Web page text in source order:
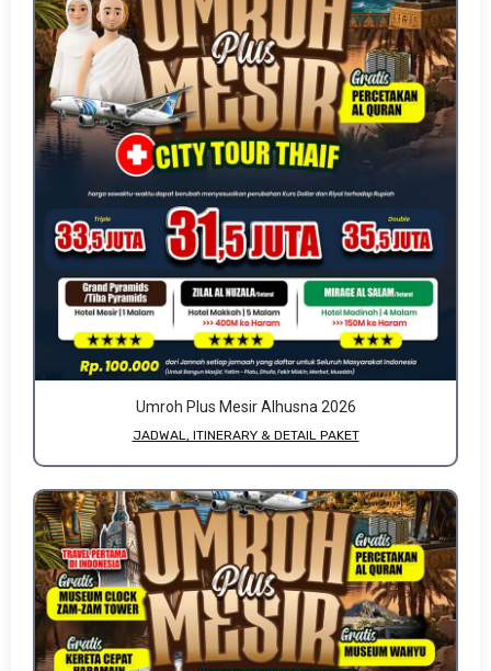
Umroh Plus Mesir Alhusna 2026
JADWAL, ITINERARY & DETAIL PAKET